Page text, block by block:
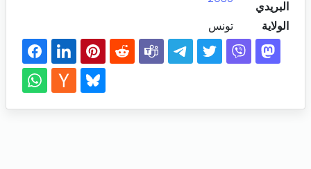
البريدي
الولاية تونس